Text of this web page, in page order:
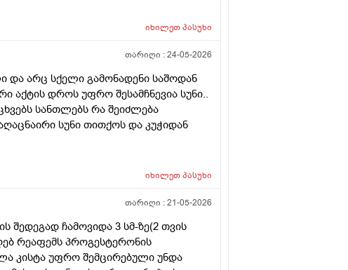
გულისხმიერებისთვის!იხილეთპასუხი
თარიღი :24-05-2026
და არც სქელი გამონადენი საშოდან
აქტის დროს უფრო შესამჩნევია სუნი..
სანთლებს რა შეიძლება
სუნი თითქოს და კუჭიდან
იხილეთპასუხი
თარიღი :21-05-2026
შედეგად ჩამოვიდა 3 სმ-ზე(2 თვის
რეაფემს პროგესტერონის
კისტა უფრო შემცირებული უნდა